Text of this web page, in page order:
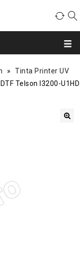
»
Tinta Printer UV
Telson I3200-U1HD